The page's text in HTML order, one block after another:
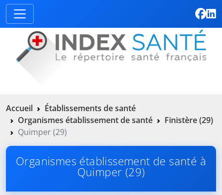
Accueil
Établissements de santé
Organismes établissement de santé
Finistère (29)
Quimper (29)
Organismes établissement de santé à
Quimper (29)